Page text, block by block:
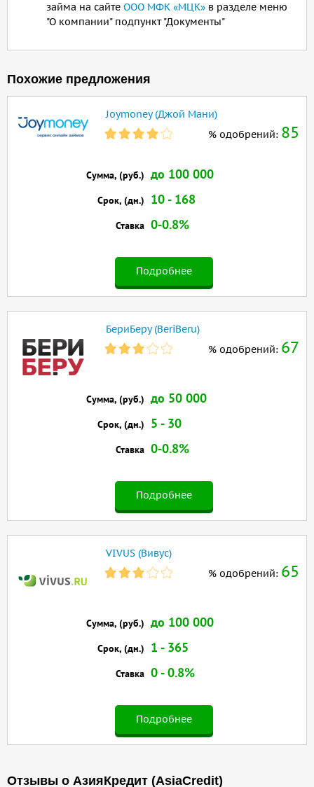
займа на сайте ООО МФК «МЦК» в разделе меню
"О компании" подпункт "Документы"
Похожие предложения
Joymoney (Джой Мани)
% одобрений: 85
Подробнее
Сумма, (руб.) до 100 000
Срок, (дн.) 10 - 168
Ставка 0-0.8%
БериБеру (BeriBeru)
% одобрений: 67
Подробнее
Сумма, (руб.) до 50 000
Срок, (дн.) 5 - 30
Ставка 0-0.8%
VIVUS (Вивус)
% одобрений: 65
Подробнее
Сумма, (руб.) до 100 000
Срок, (дн.) 1 - 365
Ставка 0 - 0.8%
Отзывы о АзияКредит (AsiaCredit)